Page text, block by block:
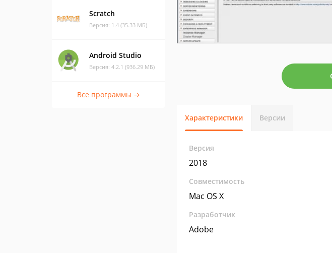
Scratch
Версия: 1.4 (35.33 МБ)
Android Studio
Версия: 4.2.1 (936.29 МБ)
Все программы →
Характеристики Версии
Версия
2018
Совместимость
Mac OS X
Разработчик
Adobe